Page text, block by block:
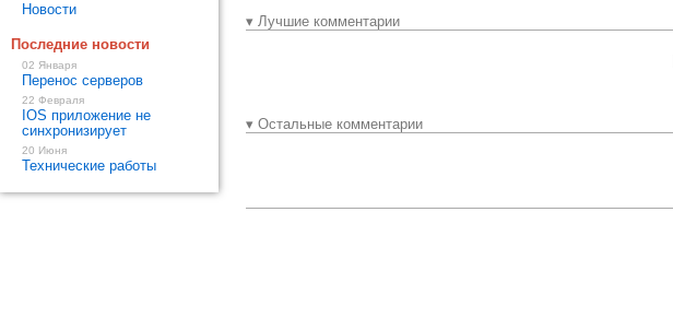
▾ Лучшие комментарии
▾ Остальные комментарии
Новости
Последние новости
02 Января
Перенос серверов
22 Февраля
IOS приложение не
синхронизирует
20 Июня
Технические работы